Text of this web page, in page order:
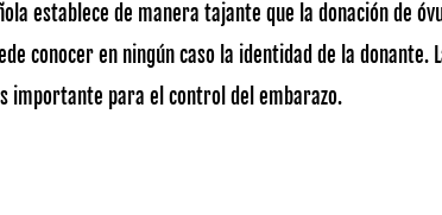
establece de manera tajante que la donación de
conocer en ningún caso la identidad de la donante.
importante para el control del embarazo.